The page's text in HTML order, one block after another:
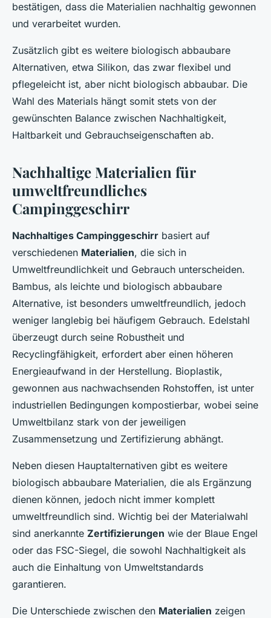
bestätigen, dass die Materialien nachhaltig gewonnen
und verarbeitet wurden.
Zusätzlich gibt es weitere biologisch abbaubare
Alternativen, etwa Silikon, das zwar flexibel und
pflegeleicht ist, aber nicht biologisch abbaubar. Die
Wahl des Materials hängt somit stets von der
gewünschten Balance zwischen Nachhaltigkeit,
Haltbarkeit und Gebrauchseigenschaften ab.
Nachhaltige Materialien für
umweltfreundliches
Campinggeschirr
Nachhaltiges Campinggeschirr basiert auf
verschiedenen Materialien, die sich in
Umweltfreundlichkeit und Gebrauch unterscheiden.
Bambus, als leichte und biologisch abbaubare
Alternative, ist besonders umweltfreundlich, jedoch
weniger langlebig bei häufigem Gebrauch. Edelstahl
überzeugt durch seine Robustheit und
Recyclingfähigkeit, erfordert aber einen höheren
Energieaufwand in der Herstellung. Bioplastik,
gewonnen aus nachwachsenden Rohstoffen, ist unter
industriellen Bedingungen kompostierbar, wobei seine
Umweltbilanz stark von der jeweiligen
Zusammensetzung und Zertifizierung abhängt.
Neben diesen Hauptalternativen gibt es weitere
biologisch abbaubare Materialien, die als Ergänzung
dienen können, jedoch nicht immer komplett
umweltfreundlich sind. Wichtig bei der Materialwahl
sind anerkannte Zertifizierungen wie der Blaue Engel
oder das FSC-Siegel, die sowohl Nachhaltigkeit als
auch die Einhaltung von Umweltstandards
garantieren.
Die Unterschiede zwischen den Materialien zeigen